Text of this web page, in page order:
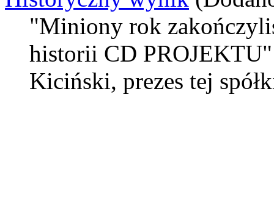
"Miniony rok
historii CD PROJEKTU"
Kiciński, prezes tej